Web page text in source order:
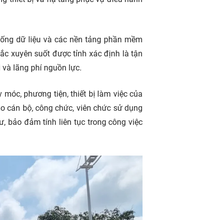
dữ liệu và các nền tảng phần mềm
xuyên suốt được tỉnh xác định là tận
lãng phí nguồn lực.
phương tiện, thiết bị làm việc của
cán bộ, công chức, viên chức sử dụng
bảo đảm tính liên tục trong công việc